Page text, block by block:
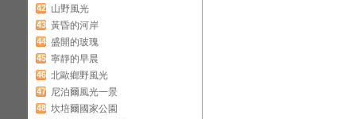
42 山野風光
43 黃昏的河岸
44 盛開的玻瑰
45 寧靜的早晨
46 北歐鄉野風光
47 尼泊爾風光一景
48 坎培爾國家公園